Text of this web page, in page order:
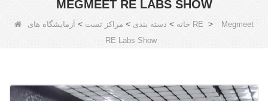
MEGMEET RE LABS SHOW
خانه > دسته بندی > مراکز تست > آزمایشگاه های RE >
Megmeet
RE Labs Show